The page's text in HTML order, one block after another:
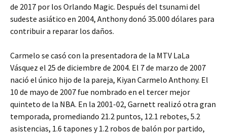
de 2017 por los Orlando Magic. Después del tsunami del
sudeste asiático en 2004, Anthony donó 35.000 dólares para
contribuir a reparar los daños.
Carmelo se casó con la presentadora de la MTV LaLa
Vásquez el 25 de diciembre de 2004. El 7 de marzo de 2007
nació el único hijo de la pareja, Kiyan Carmelo Anthony. El
10 de mayo de 2007 fue nombrado en el tercer mejor
quinteto de la NBA. En la 2001-02, Garnett realizó otra gran
temporada, promediando 21.2 puntos, 12.1 rebotes, 5.2
asistencias, 1.6 tapones y 1.2 robos de balón por partido,